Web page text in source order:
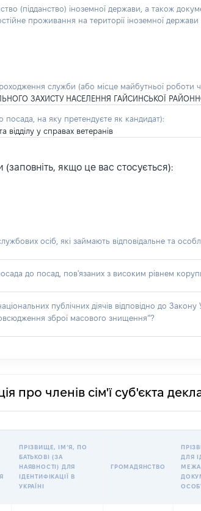
(підданство) іноземної держави, а також
проживання на території іноземної держави
служби (або місце майбутньої роботи
ЗАХИСТУ НАСЕЛЕННЯ ГАЙСИНСЬКОЇ
посада, на яку претендуєте як кандидат):
відділу у справах ветеранів
(заповніть, якщо це вас стосується):
осіб, які займають відповідальне та
до посад, пов'язаних з високим рівнем
публічних діячів відповідно до
зброї масового знищення”?
про членів сім'ї суб'єкта
ПРІЗВИЩЕ, ІМʼЯ, ПО
БАТЬКОВІ (ЗА
НАЯВНОСТІ) ДЛЯ
ІДЕНТИФІКАЦІЇ В
УКРАЇНІ
ГРОМАДЯНСТВО
ДЛЯ